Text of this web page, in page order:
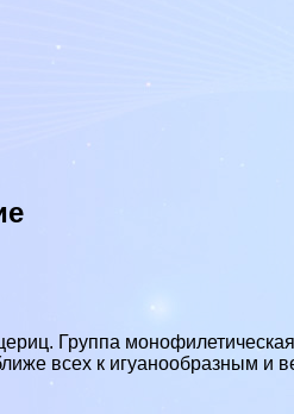
. Группа
всех к игуанообразным и